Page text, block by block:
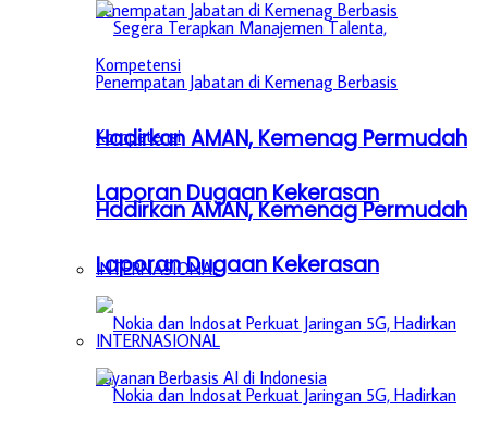
Hadirkan AMAN, Kemenag Permudah
Laporan Dugaan Kekerasan
INTERNASIONAL
Hadirkan AMAN, Kemenag Permudah
Laporan Dugaan Kekerasan
INTERNASIONAL